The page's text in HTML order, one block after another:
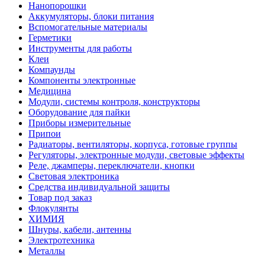
Нанопорошки
Аккумуляторы, блоки питания
Вспомогательные материалы
Герметики
Инструменты для работы
Клеи
Компаунды
Компоненты электронные
Медицина
Модули, системы контроля, конструкторы
Оборудование для пайки
Приборы измерительные
Припои
Радиаторы, вентиляторы, корпуса, готовые группы
Регуляторы, электронные модули, световые эффекты
Реле, джамперы, переключатели, кнопки
Световая электроника
Средства индивидуальной защиты
Товар под заказ
Флокулянты
ХИМИЯ
Шнуры, кабели, антенны
Электротехника
Металлы